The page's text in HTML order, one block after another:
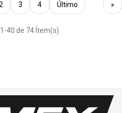
3 4 »
Último
40 de 74 Ítem(s)